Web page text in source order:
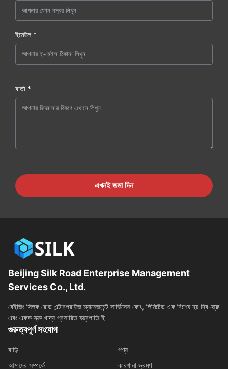
ইমেইল *
বার্তা *
এখনই জমা দিন
Beijing Silk Road Enterprise Management
Services Co., Ltd.
বেইজিং সিল্ক রোড এন্টারপ্রাইজ ম্যানেজমেন্ট সার্ভিসেস কোং, লিমিটেড এক বিশেষ হয় দ্বি-স্ক্রু
এবং একক স্ক্রু খাদ্য প্রসারিত যন্ত্রপাতি ই
গুরুত্বপূর্ণ সংযোগ
বাড়ি
পণ্য
আমাদের সম্পর্কে
কারখানা ভ্রমণ